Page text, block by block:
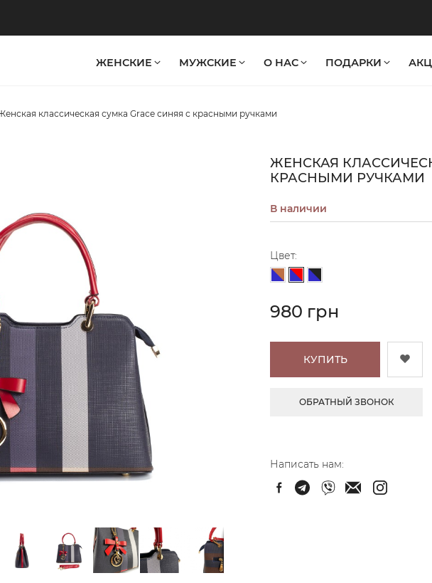
ЖЕНСКИЕ МУЖСКИЕ О НАС ПОДАРКИ
классическая сумка Grace синяя с красными ручками
ЖЕНСКАЯ
КРАСНЫМИ РУЧКАМИ
В наличии
Цвет:
Сине-бежевыйСине-черный
980 грн
КУПИТЬ
ОБРАТНЫЙ ЗВОНОК
Написать нам: